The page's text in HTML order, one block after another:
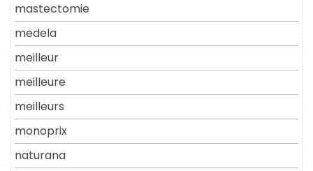
mastectomie
medela
meilleur
meilleure
meilleurs
monoprix
naturana